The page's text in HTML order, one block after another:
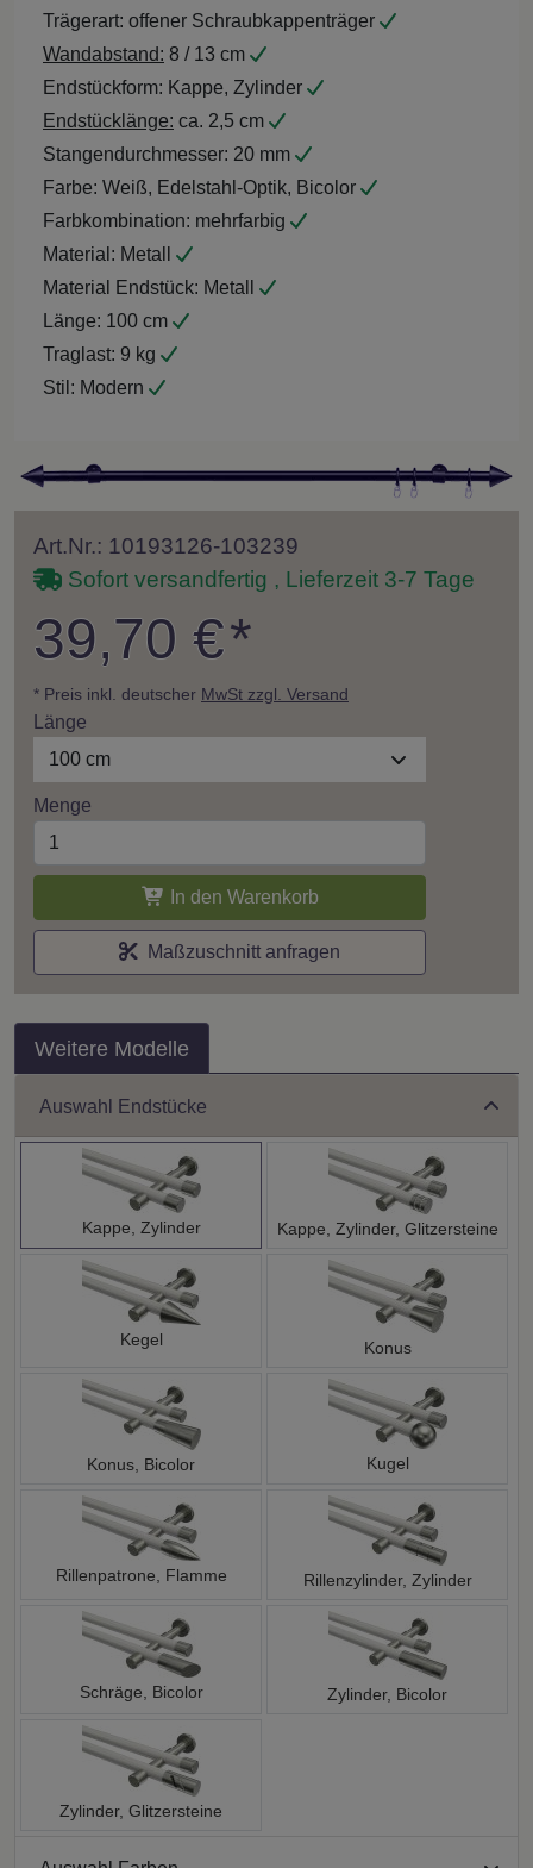
Trägerart: offener Schraubkappenträger
Wandabstand: 8 / 13 cm
Endstückform: Kappe, Zylinder
Endstücklänge: ca. 2,5 cm
Stangendurchmesser: 20 mm
Farbe: Weiß, Edelstahl-Optik, Bicolor
Farbkombination: mehrfarbig
Material: Metall
Material Endstück: Metall
Länge: 100 cm
Traglast: 9 kg
Stil: Modern
Art.Nr.: 10193126-103239
Sofort versandfertig , Lieferzeit 3-7 Tage
39,70 €*
* Preis inkl. deutscher MwSt zzgl. Versand
Länge
100 cm
Menge
In den Warenkorb
Maßzuschnitt anfragen
Weitere Modelle
Auswahl Endstücke
Kappe, Zylinder Kappe, Zylinder, Glitzersteine
Kegel Konus
Konus, Bicolor Kugel
Rillenpatrone, Flamme Rillenzylinder, Zylinder
Schräge, Bicolor Zylinder, Bicolor
Zylinder, Glitzersteine